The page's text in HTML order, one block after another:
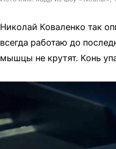
Николай Коваленко так
всегда работаю до
мышцы не крутят. Конь